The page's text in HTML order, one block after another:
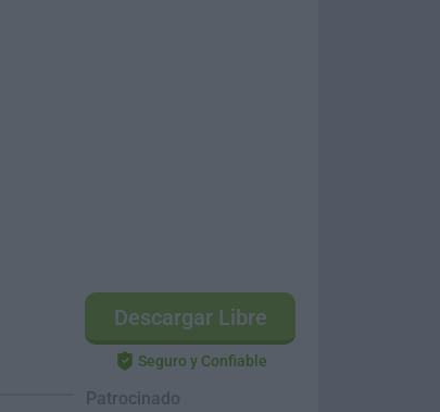
Descargar Libre
Seguro y Confiable
Patrocinado